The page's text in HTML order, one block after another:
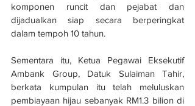
komponen runcit dan pejabat dan
dijadualkan siap secara berperingkat
dalam tempoh 10 tahun.
Sementara itu, Ketua Pegawai Eksekutif
Ambank Group, Datuk Sulaiman Tahir,
berkata kumpulan itu telah meluluskan
pembiayaan hijau sebanyak RM1.3 bilion di